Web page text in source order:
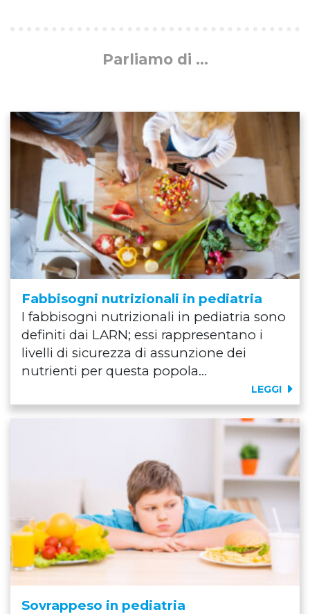
Parliamo di ...
Fabbisogni nutrizionali in pediatria
I fabbisogni nutrizionali in pediatria sono
definiti dai LARN; essi rappresentano i
livelli di sicurezza di assunzione dei
nutrienti per questa popola...
LEGGI
Sovrappeso in pediatria